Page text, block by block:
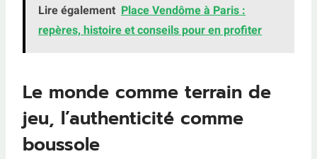
Lire également Place Vendôme à Paris :
repères, histoire et conseils pour en profiter
Le monde comme terrain de
jeu, l’authenticité comme
boussole